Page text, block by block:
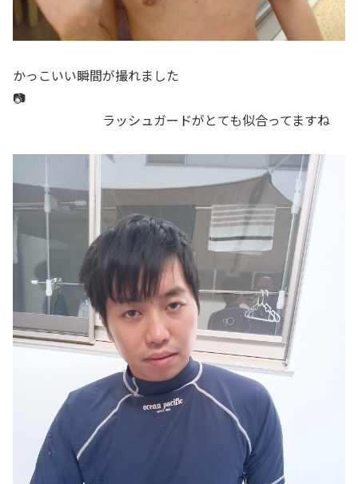
かっこいい瞬間が撮れました
📷
ラッシュガードがとても似合ってますね